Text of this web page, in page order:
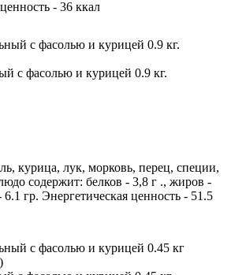
- 36 ккал
с фасолью и курицей 0.9 кг.
курица, лук, морковь, перец, специи,
содержит: белков - 3,8 г ., жиров -
6.1 гр. Энергетическая ценность - 51.5